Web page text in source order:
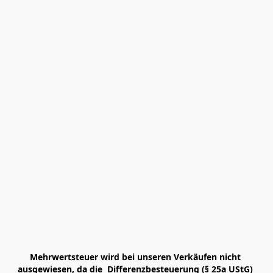
Mehrwertsteuer wird bei unseren Verkäufen nicht
ausgewiesen, da die  Differenzbesteuerung (§ 25a UStG)